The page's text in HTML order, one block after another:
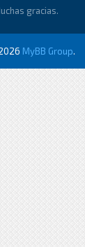
gracias.
MyBB Group.